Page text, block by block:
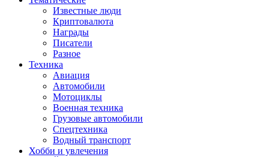
Известные люди
Криптовалюта
Награды
Писатели
Разное
Техника
Авиация
Автомобили
Мотоциклы
Военная техника
Грузовые автомобили
Спецтехника
Водный транспорт
Хобби и увлечения